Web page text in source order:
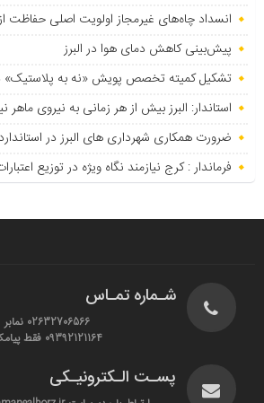
انسداد چاه‌های غیرمجاز اولویت اصلی حفاظت
پیش‌بینی کاهش دمای هوا در البرز
تشکیل کمیته تخصص پویش «نه به پلاستیک»
استاندار: البرز بیش از هر زمانی به نیروی ماهر
ضرورت همکاری شهرداری های البرز در
فرماندار : کرج نیازمند نگاه ویژه در توزیع
شـماره تمـاس
02632706566 نمابر
09392121164 فقط پیامک
پسـت الـکترونیـکی